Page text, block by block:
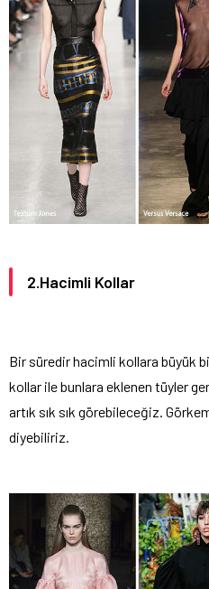
2.Hacimli Kollar
Bir süredir hacimli kollara büyük
kollar ile bunlara eklenen tüyler
artık sık sık görebileceğiz.
diyebiliriz.